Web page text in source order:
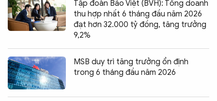
Tập đoàn Bảo Việt (BVH): Tổng doanh
thu hợp nhất 6 tháng đầu năm 2026
đạt hơn 32.000 tỷ đồng, tăng trưởng
9,2%
MSB duy trì tăng trưởng ổn định
trong 6 tháng đầu năm 2026